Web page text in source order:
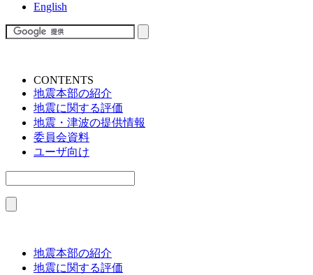
English
CONTENTS
地震本部の紹介
地震に関する評価
地震・津波の提供情報
委員会資料
ユーザ向け
地震本部の紹介
地震に関する評価